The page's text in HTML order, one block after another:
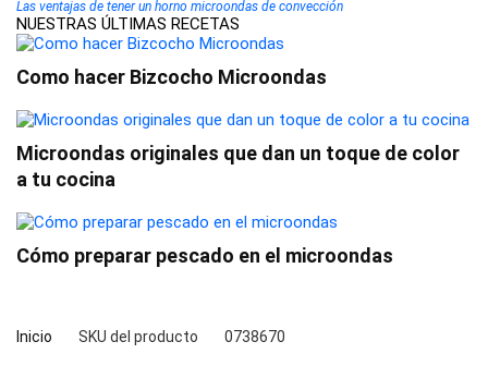
Las ventajas de tener un horno microondas de convección
NUESTRAS ÚLTIMAS RECETAS
Como hacer Bizcocho Microondas
Microondas originales que dan un toque de color
a tu cocina
Cómo preparar pescado en el microondas
Inicio SKU del producto 0738670